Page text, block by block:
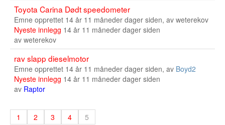
Vest Agder
Vestfold
Østfold
Bruktbil Forhandler
Toyota Carina Dødt speedometer
Emne opprettet 14 år 11 måneder dager siden, av weterekov
Nyeste innlegg 14 år 11 måneder dager siden
av weterekov
rav slapp dieselmotor
Emne opprettet 14 år 11 måneder dager siden, av Boyd2
Nyeste innlegg 14 år 11 måneder dager siden
av Raptor
1 2 3 4
5